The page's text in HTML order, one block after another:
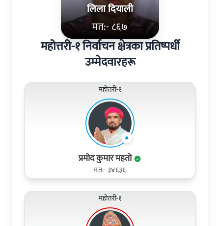
लिला दियाली
मत:- ८६७
महोत्तरी-१ निर्वाचन क्षेत्रका प्रतिष्पर्धी
उम्मेदवारहरू
महोत्तरी-१
प्रमोद कुमार महतो
मत:- ३४६३६
महोत्तरी-१